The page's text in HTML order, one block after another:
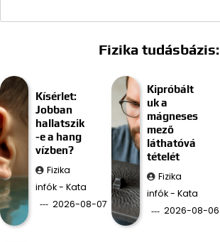
Fizika tudásbázis:
Kísérlet:
Jobban
hallatszik
-e a hang
vízben?
Fizika
infók - Kata
2026-08-07
Kipróbált
uk a
mágneses
mező
láthatóvá
tételét
Fizika
infók - Kata
2026-08-06